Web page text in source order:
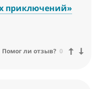
приключений»
Помог ли отзыв? 0